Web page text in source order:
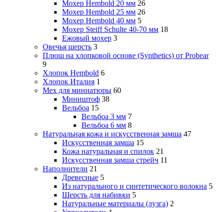
Мохер Hembold 20 мм 26
Мохер Hembold 25 мм 26
Мохер Hembold 40 мм 5
Мохер Steiff Schulte 40-70 мм 18
Ежовый мохер 3
Овечья шерсть 3
Плюш на хлопковой основе (Synthetics) от Probear
9
Хлопок Hembold 6
Хлопок Италия 1
Мех для миниатюры 60
Миништоф 38
Вельбоа 15
Вельбоа 3 мм 7
Вельбоа 6 мм 8
Натуральная кожа и искусственная замша 47
Искусственная замша 15
Кожа натуральная и спилок 21
Искусственная замша стрейч 11
Наполнители 21
Древесные 5
Из натурального и синтетического волокна 5
Шерсть для набивки 5
Натуральные материалы (лузга) 2